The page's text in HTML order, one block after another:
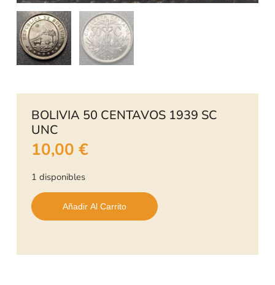
BOLIVIA 50 CENTAVOS 1939 SC
UNC
10,00 €
1 disponibles
Añadir Al Carrito